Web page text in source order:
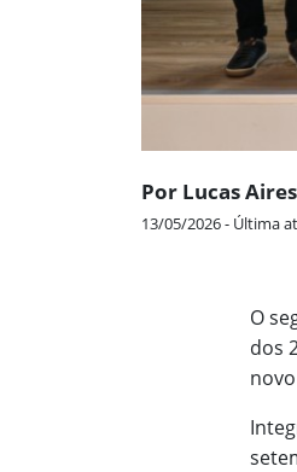
Por Lucas Aires
13/05/2026 - Última
O
dos